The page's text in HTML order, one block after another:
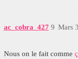
ac_cobra_427 Mars
9
Nous on le fait comme